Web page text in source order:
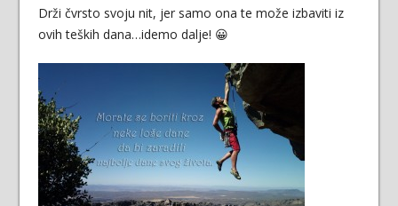
Drži čvrsto svoju nit, jer samo ona te može izbaviti iz
ovih teških dana…idemo dalje! 😀